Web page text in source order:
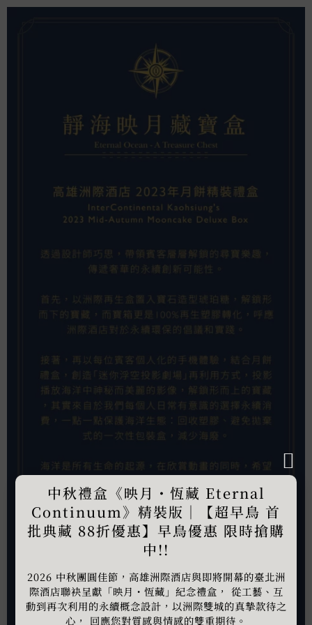
中秋禮盒《映月・恆藏 Eternal
Continuum》精裝版｜【超早鳥 首
批典藏 88折優惠】早鳥優惠 限時搶購
中!!
2026 中秋團圓佳節，高雄洲際酒店與即將開幕的臺北洲
際酒店聯袂呈獻「映月・恆藏」紀念禮盒， 從工藝、互
動到再次利用的永續概念設計，以洲際雙城的真摯款待之
心， 回應您對質感與情感的雙重期待。